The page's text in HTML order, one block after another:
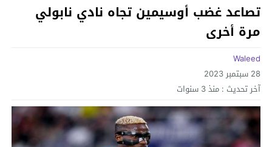
تصاعد غضب أوسيمين تجاه نادي نابولي
مرة أخرى
Waleed
28 سبتمبر 2023
آخر تحديث : منذ 3 سنوات